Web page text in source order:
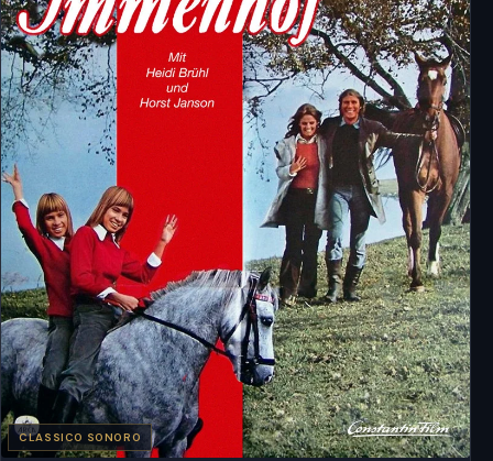
CLASSICO SONORO